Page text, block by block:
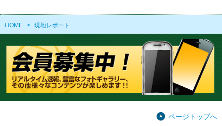
HOME > 現地レポート
ページトップへ